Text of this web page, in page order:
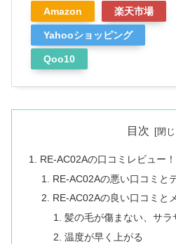
Amazon 楽天市場
Yahooショッピング
Qoo10
目次
RE-AC02Aの口コミレビュー！
RE-AC02Aの悪い口コミと
RE-AC02Aの良い口コミと
髪の毛が傷まない、サラ
温度が早く上がる